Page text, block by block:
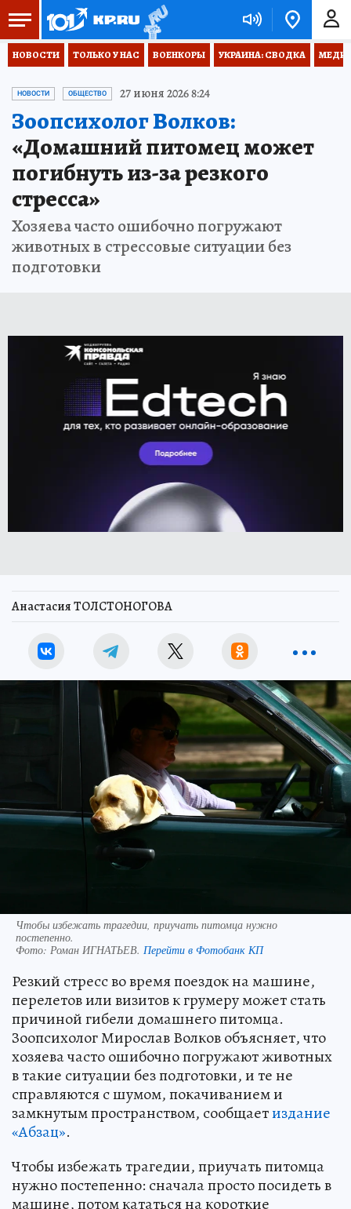
НОВОСТИ ТОЛЬКО У НАС ВОЕНКОРЫ УКРАИНА: СВОДКА
НОВОСТИ ОБЩЕСТВО 27 июня 2026 8:24
Зоопсихолог Волков:
«Домашний питомец может
погибнуть из-за резкого
стресса»
Хозяева часто ошибочно погружают
животных в стрессовые ситуации без
подготовки
Анастасия ТОЛСТОНОГОВА
Чтобы избежать трагедии, приучать питомца нужно
постепенно.
Фото: Роман ИГНАТЬЕВ. Перейти в Фотобанк КП
Резкий стресс во время поездок на машине,
перелетов или визитов к грумеру может стать
причиной гибели домашнего питомца.
Зоопсихолог Мирослав Волков объясняет, что
хозяева часто ошибочно погружают животных
в такие ситуации без подготовки, и те не
справляются с шумом, покачиванием и
замкнутым пространством, сообщаетиздание
«Абзац».
Чтобы избежать трагедии, приучать питомца
нужно постепенно: сначала просто посидеть в
машине, потом кататься на короткие